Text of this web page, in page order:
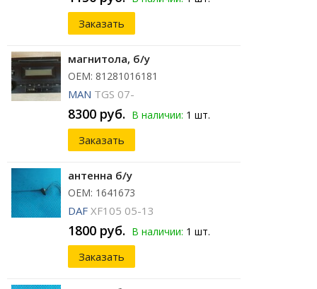
Заказать
магнитола, б/у
ОЕМ: 81281016181
MAN TGS 07-
8300 руб. В наличии: 1 шт.
Заказать
антенна б/у
ОЕМ: 1641673
DAF XF105 05-13
1800 руб. В наличии: 1 шт.
Заказать